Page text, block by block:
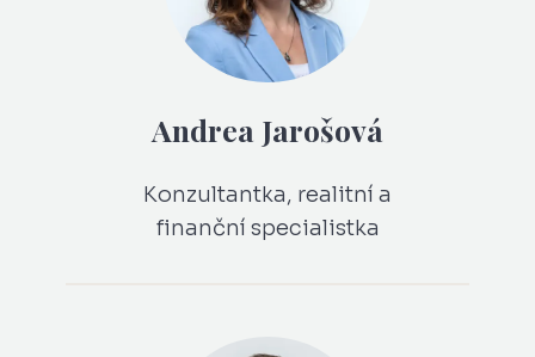
Andrea Jarošová
Konzultantka, realitní a
finanční specialistka